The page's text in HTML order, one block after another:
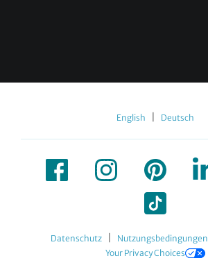
English Deutsch
Datenschutz Nutzungsbedingungen
Your Privacy Choices